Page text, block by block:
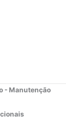
- Manutenção